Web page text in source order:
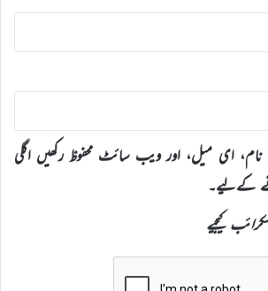
نام، ای میل، اور ویب سائٹ محفوظ رکھیں اگلی
کےلیے۔
کیجیے